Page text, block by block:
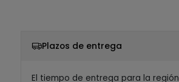
Plazos de entrega
El tiempo de entrega para la región